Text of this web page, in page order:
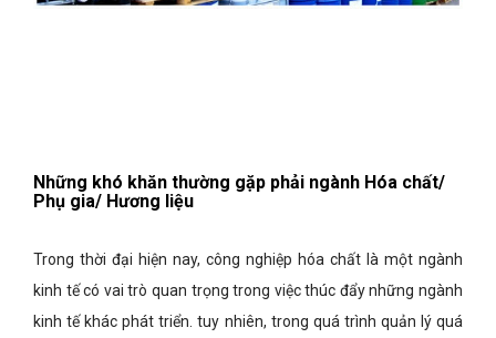
Những khó khăn thường gặp phải ngành Hóa chất/
Phụ gia/ Hương liệu
Trong thời đại hiện nay, công nghiệp hóa chất là một ngành
kinh tế có vai trò quan trọng trong việc thúc đẩy những ngành
kinh tế khác phát triển. tuy nhiên, trong quá trình quản lý quá